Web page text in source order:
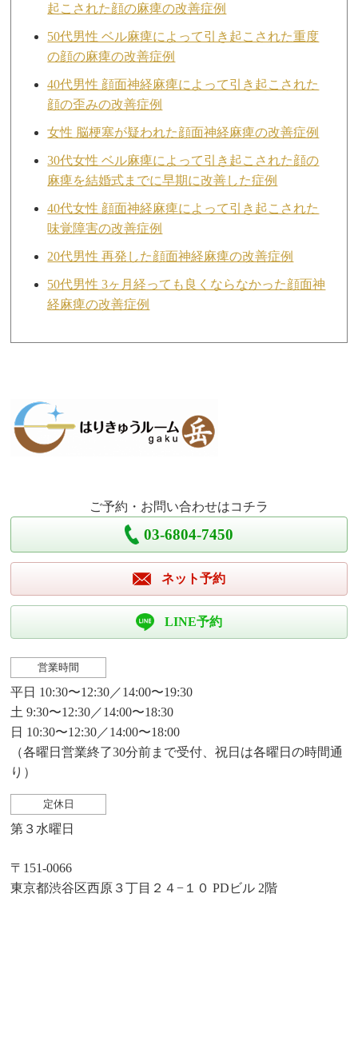
起こされた顔の麻痺の改善症例
50代男性 ベル麻痺によって引き起こされた重度
の顔の麻痺の改善症例
40代男性 顔面神経麻痺によって引き起こされた
顔の歪みの改善症例
女性 脳梗塞が疑われた顔面神経麻痺の改善症例
30代女性 ベル麻痺によって引き起こされた顔の
麻痺を結婚式までに早期に改善した症例
40代女性 顔面神経麻痺によって引き起こされた
味覚障害の改善症例
20代男性 再発した顔面神経麻痺の改善症例
50代男性 3ヶ月経っても良くならなかった顔面神
経麻痺の改善症例
ご予約・お問い合わせはコチラ
03-6804-7450
ネット予約
LINE予約
営業時間
平日 10:30〜12:30／14:00〜19:30
土 9:30〜12:30／14:00〜18:30
日 10:30〜12:30／14:00〜18:00
（各曜日営業終了30分前まで受付、祝日は各曜日の時間通
り）
定休日
第３水曜日
〒151-0066
東京都渋谷区西原３丁目２４−１０ PDビル 2階